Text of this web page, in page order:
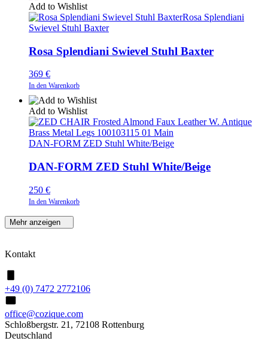
Add to Wishlist
Rosa Splendiani
Swievel Stuhl Baxter
Rosa Splendiani Swievel Stuhl Baxter
369 €
In den Warenkorb
Add to Wishlist
DAN-FORM ZED Stuhl White/Beige
DAN-FORM ZED Stuhl White/Beige
250 €
In den Warenkorb
Mehr anzeigen
Kontakt
+49 (0) 7472 2772106
office@cozique.com
Schloßbergstr. 21, 72108 Rottenburg
Deutschland